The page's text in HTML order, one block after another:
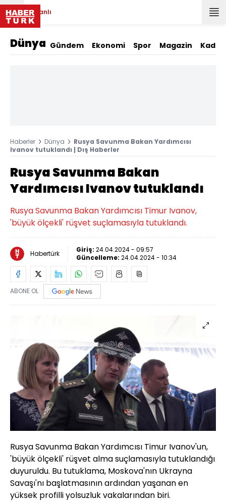
Canlı
Dünya Gündem Ekonomi Spor Magazin Kadın
Haberler Dünya
Rusya Savunma Bakan Yardımcısı
Ivanov tutuklandı | Dış Haberler
Rusya Savunma Bakan
Yardımcısı Ivanov tutuklandı
Rusya Savunma Bakan Yardımcısı Timur Ivanov,
'büyük ölçekli' rüşvet suçlamasıyla tutuklandı.
Habertürk Giriş: 24.04.2024 - 09:57
Güncelleme: 24.04.2024 - 10:34
ABONE OL
Rusya Savunma Bakan Yardımcısı Timur Ivanov'un,
'büyük ölçekli' rüşvet alma suçlamasıyla tutuklandığı
duyuruldu. Bu tutuklama, Moskova'nın Ukrayna
Savaşı'nı başlatmasının ardından yaşanan en
yüksek profilli yolsuzluk vakalarından biri.